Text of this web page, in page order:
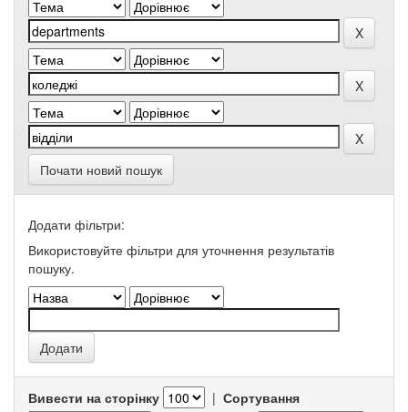
Почати новий пошук
Додати фільтри:
Використовуйте фільтри для уточнення результатів
пошуку.
Вивести на сторінку | Сортування